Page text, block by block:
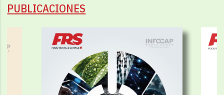
PUBLICACIONES